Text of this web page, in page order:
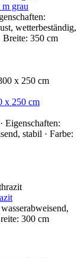
grau
wetterbeständig,
Breite: 350 cm
x 250 cm
Eigenschaften:
stabil · Farbe:
300 cm